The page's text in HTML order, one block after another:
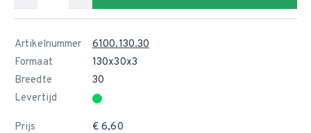
Artikelnummer
6100.130.30
Formaat
130x30x3
Breedte
30
Levertijd
Prijs
€ 6,60